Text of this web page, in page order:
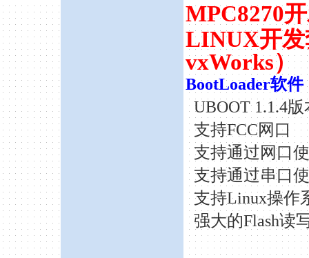
MPC8270
LINUX开发
vxWorks）
BootLoader软件
UBOOT 1.1.4版
支持FCC网口
支持通过网口
支持通过串口
支持Linux操作
强大的Flash读